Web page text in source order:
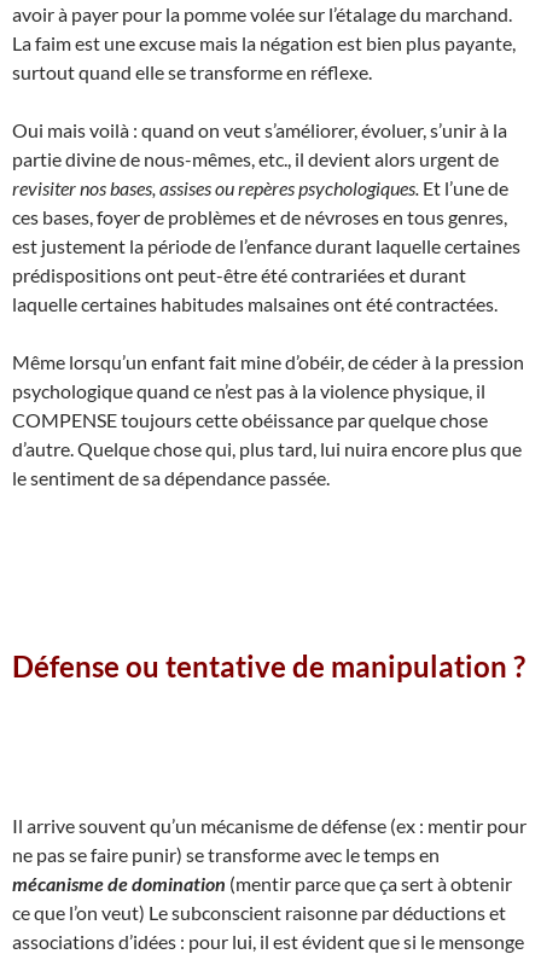
avoir à payer pour la pomme volée sur l’étalage du marchand.
La faim est une excuse mais la négation est bien plus payante,
surtout quand elle se transforme en réflexe.
Oui mais voilà : quand on veut s’améliorer, évoluer, s’unir à la
partie divine de nous-mêmes, etc., il devient alors urgent de
revisiter nos bases, assises ou repères psychologiques. Et l’une de
ces bases, foyer de problèmes et de névroses en tous genres,
est justement la période de l’enfance durant laquelle certaines
prédispositions ont peut-être été contrariées et durant
laquelle certaines habitudes malsaines ont été contractées.
Même lorsqu’un enfant fait mine d’obéir, de céder à la pression
psychologique quand ce n’est pas à la violence physique, il
COMPENSE toujours cette obéissance par quelque chose
d’autre. Quelque chose qui, plus tard, lui nuira encore plus que
le sentiment de sa dépendance passée.
Défense ou tentative de manipulation ?
Il arrive souvent qu’un mécanisme de défense (ex : mentir pour
ne pas se faire punir) se transforme avec le temps en
mécanisme de domination (mentir parce que ça sert à obtenir
ce que l’on veut) Le subconscient raisonne par déductions et
associations d’idées : pour lui, il est évident que si le mensonge